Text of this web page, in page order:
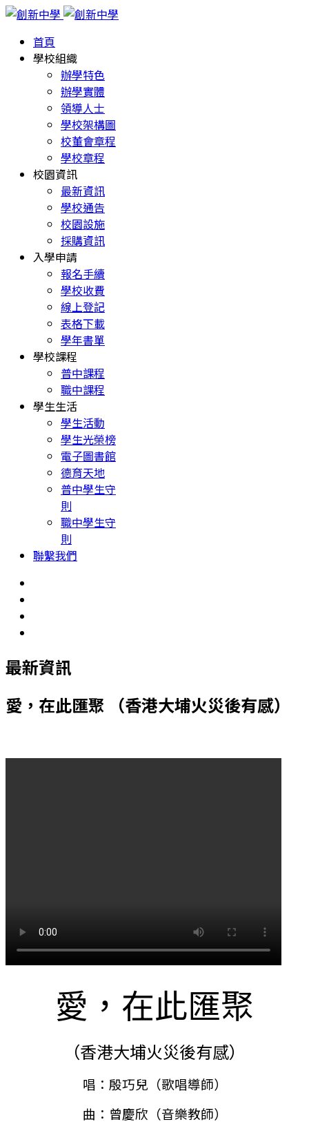
首頁
學校組織
辦學特色
辦學實體
領導人士
學校架構圖
校董會章程
學校章程
校園資訊
最新資訊
學校通告
校園設施
採購資訊
入學申請
報名手續
學校收費
線上登記
表格下載
學年書單
學校課程
普中課程
職中課程
學生生活
學生活動
學生光榮榜
電子圖書館
德育天地
普中學生守
則
職中學生守
則
聯繫我們
最新資訊
愛，在此匯聚 （香港大埔火災後有感）
愛，在此匯聚
（香港大埔火災後有感）
唱：殷巧兒（歌唱導師）
曲：曾慶欣（音樂教師）